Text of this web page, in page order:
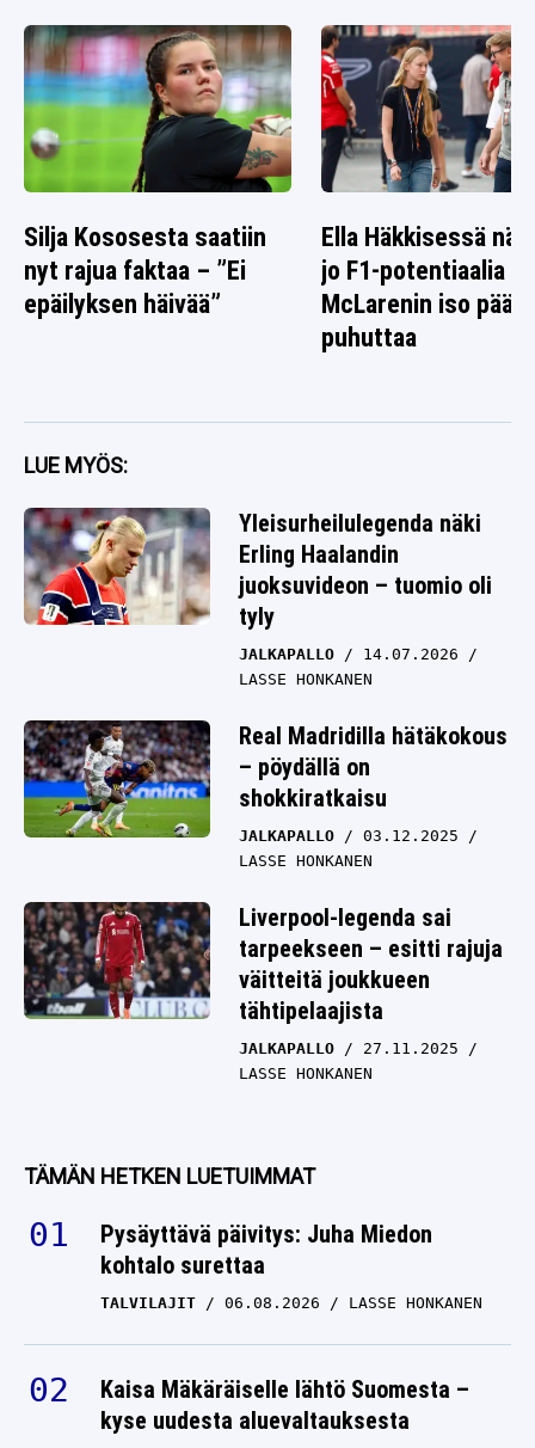
Silja Kososesta saatiin
nyt rajua faktaa – ”Ei
epäilyksen häivää”
Ella Häkkisessä
jo F1-potentiaalia –
McLarenin iso
puhuttaa
LUE MYÖS:
Yleisurheilulegenda näki
Erling Haalandin
juoksuvideon – tuomio oli
tyly
JALKAPALLO
14.07.2026
LASSE HONKANEN
Real Madridilla hätäkokous
– pöydällä on
shokkiratkaisu
JALKAPALLO
03.12.2025
LASSE HONKANEN
Liverpool-legenda sai
tarpeekseen – esitti rajuja
väitteitä joukkueen
tähtipelaajista
JALKAPALLO
27.11.2025
LASSE HONKANEN
TÄMÄN HETKEN LUETUIMMAT
Pysäyttävä päivitys: Juha Miedon
kohtalo surettaa
TALVILAJIT 06.08.2026 LASSE HONKANEN
Kaisa Mäkäräiselle lähtö Suomesta –
kyse uudesta aluevaltauksesta